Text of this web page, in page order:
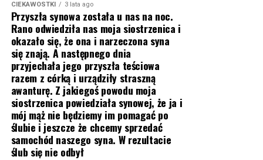
CIEKAWOSTKI 3 lata ago
Przyszła synowa została u nas na noc.
Rano odwiedziła nas moja siostrzenica i
okazało się, że ona i narzeczona syna
się znają. A następnego dnia
przyjechała jego przyszła teściowa
razem z córką i urządziły straszną
awanturę. Z jakiegoś powodu moja
siostrzenica powiedziała synowej, że ja i
mój mąż nie będziemy im pomagać po
ślubie i jeszcze że chcemy sprzedać
samochód naszego syna. W rezultacie
ślub się nie odbył